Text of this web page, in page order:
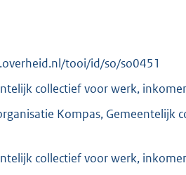
tooi/id/so/so0451
collectief voor werk,
Kompas, Gemeentelijk
collectief voor werk,